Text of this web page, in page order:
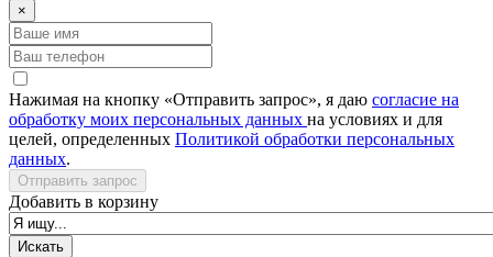
×
Нажимая на кнопку «Отправить запрос», я даю согласие на
обработку моих персональных данных на условиях и для
целей, определенных Политикой обработки персональных
данных.
Отправить запрос
Добавить в корзину